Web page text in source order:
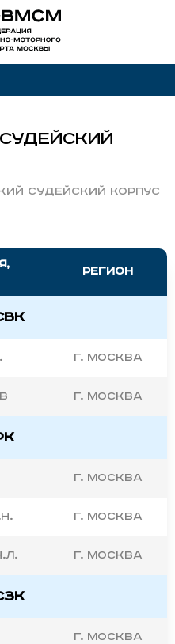
судейский корпус
Регион
г. Москва
г. Москва
г. Москва
г. Москва
г. Москва
г. Москва